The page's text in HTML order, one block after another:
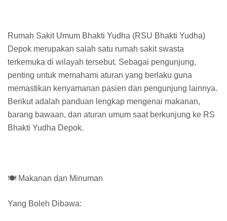
Rumah Sakit Umum Bhakti Yudha (RSU Bhakti Yudha)
Depok merupakan salah satu rumah sakit swasta
terkemuka di wilayah tersebut. Sebagai pengunjung,
penting untuk memahami aturan yang berlaku guna
memastikan kenyamanan pasien dan pengunjung lainnya.
Berikut adalah panduan lengkap mengenai makanan,
barang bawaan, dan aturan umum saat berkunjung ke RS
Bhakti Yudha Depok.
🍽️ Makanan dan Minuman
Yang Boleh Dibawa: